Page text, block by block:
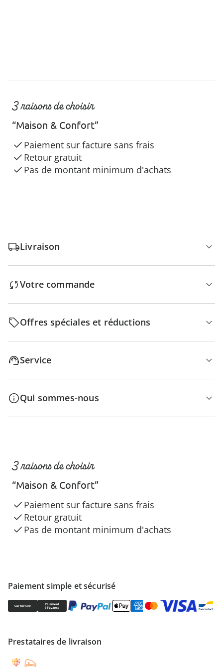
3 raisons de choisir
“Maison & Confort”
Paiement sur facture sans frais
Retour gratuit
Pas de montant minimum d'achats
Livraison
Votre commande
Offres spéciales et réductions
Service
Qui sommes-nous
Paiement simple et sécurisé
Prestataires de livraison
3 raisons de choisir
“Maison & Confort”
Paiement sur facture sans frais
Retour gratuit
Pas de montant minimum d'achats